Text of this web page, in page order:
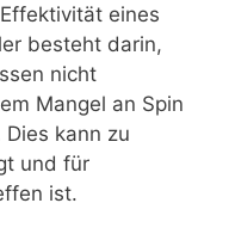
eines
besteht darin,
nicht
Mangel an Spin
kann zu
und für
ist.